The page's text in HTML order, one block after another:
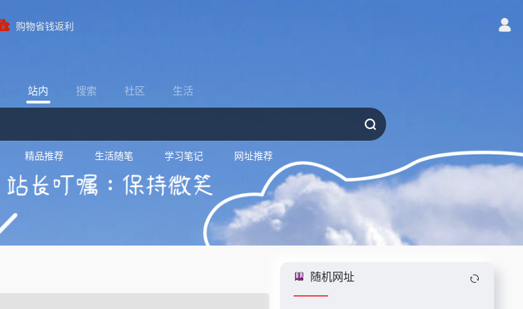
购物省钱返利
站内 搜索 社区 生活
精品推荐 生活随笔 学习笔记 网址推荐
随机网址